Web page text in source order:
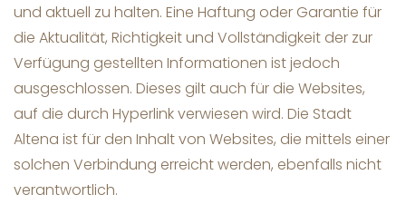
und aktuell zu halten. Eine Haftung oder Garantie für
die Aktualität, Richtigkeit und Vollständigkeit der zur
Verfügung gestellten Informationen ist jedoch
ausgeschlossen. Dieses gilt auch für die Websites,
auf die durch Hyperlink verwiesen wird. Die Stadt
Altena ist für den Inhalt von Websites, die mittels einer
solchen Verbindung erreicht werden, ebenfalls nicht
verantwortlich.